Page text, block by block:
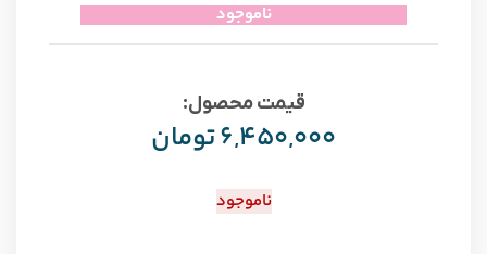
ناموجود
قیمت محصول:​
۶,۴۵۰,۰۰۰تومان
ناموجود